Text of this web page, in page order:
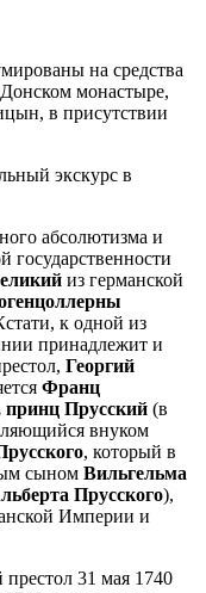
на средства
монастыре,
в присутствии
экскурс в
абсолютизма и
государственности
из германской
к одной из
принадлежит и
Георгий
Франц
Прусский (в
внуком
, который в
сыном Вильгельма
Прусского),
Империи и
31 мая 1740